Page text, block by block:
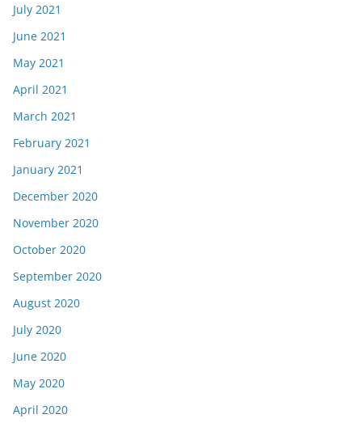
July 2021
June 2021
May 2021
April 2021
March 2021
February 2021
January 2021
December 2020
November 2020
October 2020
September 2020
August 2020
July 2020
June 2020
May 2020
April 2020